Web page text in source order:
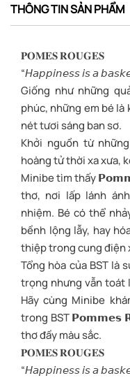
THÔNG TIN SẢN PHẨM
𝐏𝐎𝐌𝐄𝐒 𝐑𝐎𝐔𝐆𝐄𝐒
“𝘏𝘢𝘱𝘱𝘪𝘯𝘦𝘴𝘴 𝘪𝘴 𝘢
Giống như những
phúc, những em bé
nét tươi sáng ban sơ.
Khởi nguồn từ
hoàng tử thời xa xưa,
Minibe tìm thấy
thơ, nơi lấp lánh
nhiệm. Bé có thể
bềnh lộng lẫy, hay
thiệp trong cung điện
Tổng hòa của BST là
trọng nhưng vẫn toát
Hãy cùng Minibe
trong BST 𝗣𝗼𝗺𝗺𝗲𝘀
thơ đầy màu sắc.
𝐏𝐎𝐌𝐄𝐒 𝐑𝐎𝐔𝐆𝐄𝐒
“𝘏𝘢𝘱𝘱𝘪𝘯𝘦𝘴𝘴 𝘪𝘴 𝘢